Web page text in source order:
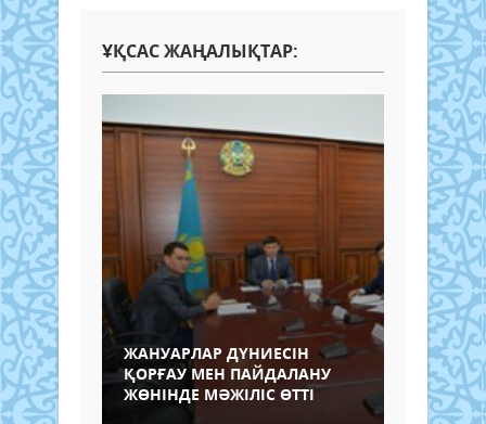
ҰҚСАС ЖАҢАЛЫҚТАР:
ЖАНУАРЛАР ДҮНИЕСІН
ҚОРҒАУ МЕН ПАЙДАЛАНУ
ЖӨНІНДЕ МӘЖІЛІС ӨТТІ